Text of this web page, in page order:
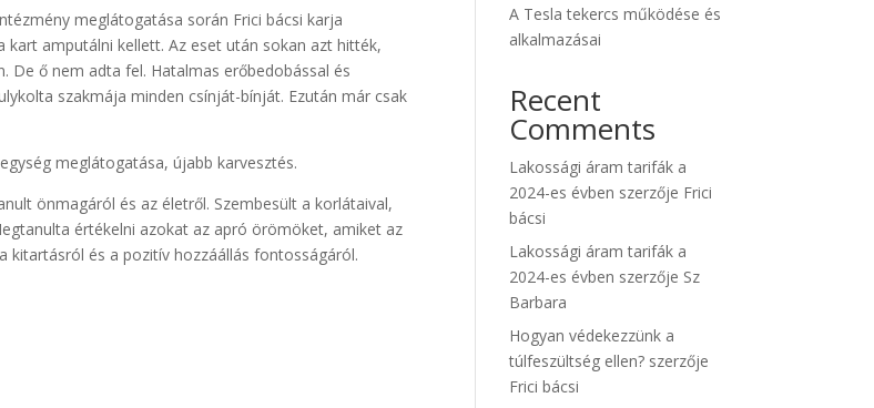
meglátogatása során Frici bácsi karja
kart amputálni kellett. Az eset után sokan azt hitték,
De ő nem adta fel. Hatalmas erőbedobással és
szakmája minden csínját-bínját. Ezután már csak
meglátogatása, újabb karvesztés.
önmagáról és az életről. Szembesült a korlátaival,
értékelni azokat az apró örömöket, amiket az
kitartásról és a pozitív hozzáállás fontosságáról.
A Tesla tekercs működése és
alkalmazásai
Recent
Comments
Lakossági áram tarifák a
2024-es évben szerzője Frici
bácsi
Lakossági áram tarifák a
2024-es évben szerzője Sz
Barbara
Hogyan védekezzünk a
túlfeszültség ellen? szerzője
Frici bácsi